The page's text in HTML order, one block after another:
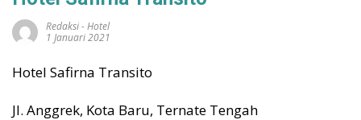
Redaksi-Hotel
1 Januari 2021
Hotel Safirna Transito
Jl. Anggrek, Kota Baru, Ternate Tengah